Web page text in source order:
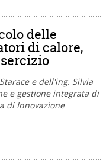
delle
di calore,
e dell'ing. Silvia
e gestione integrata di
di Innovazione